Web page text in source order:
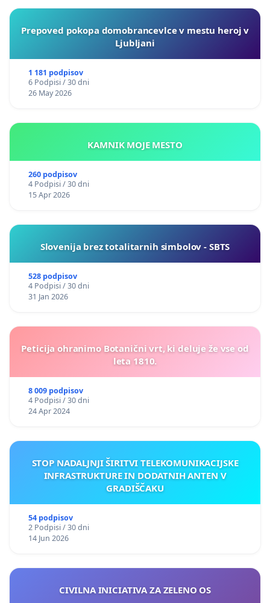
Prepoved pokopa domobrancevlce v mestu heroj v
Ljubljani
1 181 podpisov
6 Podpisi / 30 dni
26 May 2026
KAMNIK MOJE MESTO
260 podpisov
4 Podpisi / 30 dni
15 Apr 2026
Slovenija brez totalitarnih simbolov - SBTS
528 podpisov
4 Podpisi / 30 dni
31 Jan 2026
Peticija ohranimo Botanični vrt, ki deluje že vse od
leta 1810.
8 009 podpisov
4 Podpisi / 30 dni
24 Apr 2024
STOP NADALJNJI ŠIRITVI TELEKOMUNIKACIJSKE
INFRASTRUKTURE IN DODATNIH ANTEN V
GRADIŠČAKU
54 podpisov
2 Podpisi / 30 dni
14 Jun 2026
CIVILNA INICIATIVA ZA ZELENO OS